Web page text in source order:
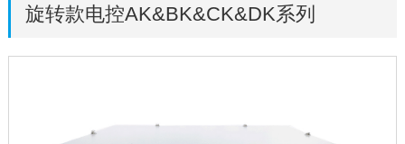
旋转款电控AK&BK&CK&DK系列